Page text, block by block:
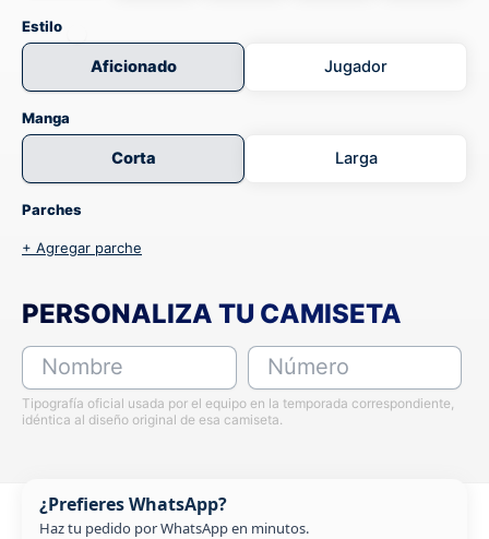
Estilo
Aficionado Jugador
Manga
Corta Larga
Parches
+ Agregar parche
PERSONALIZA TU CAMISETA
Nombre Número
Tipografía oficial usada por el equipo en la temporada correspondiente,
idéntica al diseño original de esa camiseta.
¿Prefieres WhatsApp?
Haz tu pedido por WhatsApp en minutos.